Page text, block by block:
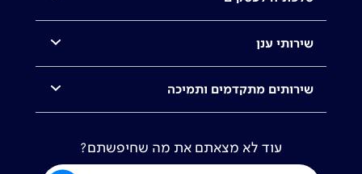
שירותי ענן
שירותים מתקדמים ותמיכה
עוד לא מצאתם את מה שחיפשתם?